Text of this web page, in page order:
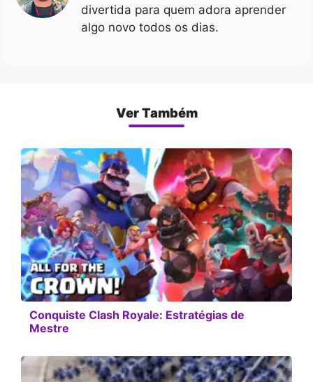
divertida para quem adora aprender
algo novo todos os dias.
Ver Também
Conquiste Clash Royale: Estratégias de
Mestre